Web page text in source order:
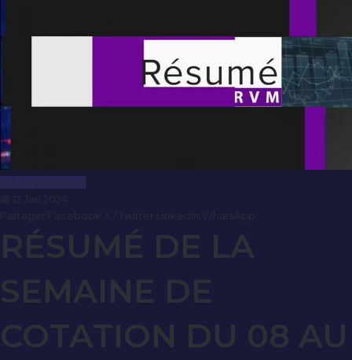
Le Journal BRVM
RÉSUMÉ DE LA
SEMAINE DE
COTATION DU 08 AU